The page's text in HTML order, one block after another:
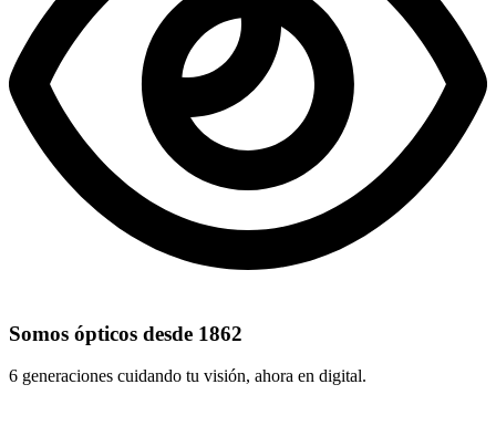
Somos ópticos desde 1862
6 generaciones cuidando tu visión, ahora en digital.